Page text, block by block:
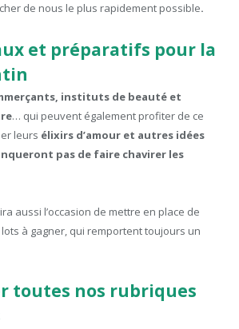
de nous le plus rapidement possible.
et préparatifs pour la
instituts de beauté et
… qui peuvent également profiter de ce
leurs élixirs d’amour et autres idées
pas de faire chavirer les
aussi l’occasion de mettre en place de
à gagner, qui remportent toujours un
toutes nos rubriques